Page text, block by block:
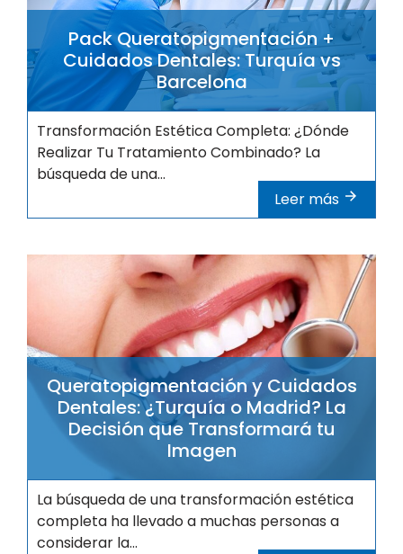
Pack Queratopigmentación +
Cuidados Dentales: Turquía vs
Barcelona
Transformación Estética Completa: ¿Dónde
Realizar Tu Tratamiento Combinado? La
búsqueda de una...
Leer más
Queratopigmentación y Cuidados
Dentales: ¿Turquía o Madrid? La
Decisión que Transformará tu
Imagen
La búsqueda de una transformación estética
completa ha llevado a muchas personas a
considerar la...